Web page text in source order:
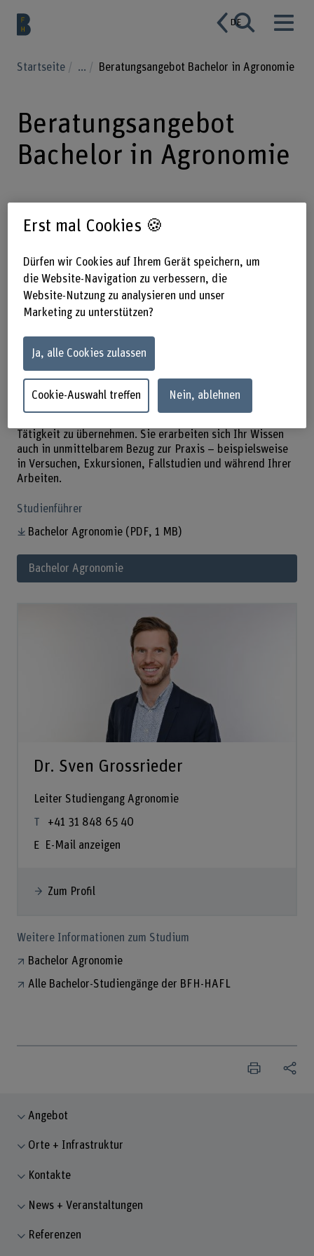
DE
Startseite ... Beratungsangebot Bachelor in Agronomie
Beratungsangebot
Bachelor in Agronomie
Informieren Sie sich über das
Bachelor-Studium in Agronomie und
klären Sie offene Fragen: Unser
Studiengangsleiter berät Sie gerne
persönlich per Telefon oder Videochat.
Vereinbaren Sie einen Termin!
Die Landwirtschaft befindet sich im Spannungsfeld
zwischen Umwelt, Natur, Gesellschaft und Ökonomie. Mit
einem Bachelor-Studium in Agronomie erwerben Sie
Tätigkeit zu übernehmen. Sie erarbeiten sich Ihr Wissen
auch in unmittelbarem Bezug zur Praxis – beispielsweise
in Versuchen, Exkursionen, Fallstudien und während Ihrer
Arbeiten.
Studienführer
Bachelor Agronomie (PDF, 1 MB)
Bachelor Agronomie
Dr. Sven Grossrieder
Leiter Studiengang Agronomie
+41 31 848 65 40
E-Mail anzeigen
Zum Profil
Weitere Informationen zum Studium
Bachelor Agronomie
Alle Bachelor-Studiengänge der BFH-HAFL
Angebot
Orte + Infrastruktur
Kontakte
News + Veranstaltungen
Referenzen
Erst mal Cookies 🍪
Dürfen wir Cookies auf Ihrem Gerät speichern, um
die Website-Navigation zu verbessern, die
Website-Nutzung zu analysieren und unser
Marketing zu unterstützen?
Ja, alle Cookies zulassen
Cookie-Auswahl treffen Nein, ablehnen